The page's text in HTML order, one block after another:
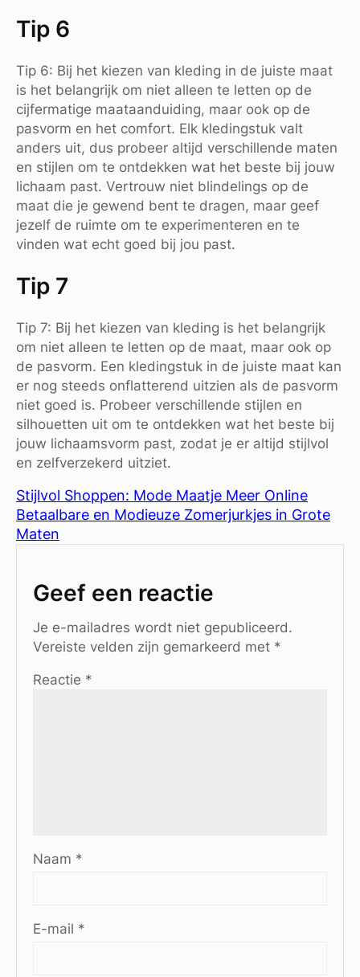
Tip 6
Tip 6: Bij het kiezen van kleding in de juiste maat
is het belangrijk om niet alleen te letten op de
cijfermatige maataanduiding, maar ook op de
pasvorm en het comfort. Elk kledingstuk valt
anders uit, dus probeer altijd verschillende maten
en stijlen om te ontdekken wat het beste bij jouw
lichaam past. Vertrouw niet blindelings op de
maat die je gewend bent te dragen, maar geef
jezelf de ruimte om te experimenteren en te
vinden wat echt goed bij jou past.
Tip 7
Tip 7: Bij het kiezen van kleding is het belangrijk
om niet alleen te letten op de maat, maar ook op
de pasvorm. Een kledingstuk in de juiste maat kan
er nog steeds onflatterend uitzien als de pasvorm
niet goed is. Probeer verschillende stijlen en
silhouetten uit om te ontdekken wat het beste bij
jouw lichaamsvorm past, zodat je er altijd stijlvol
en zelfverzekerd uitziet.
Stijlvol Shoppen: Mode Maatje Meer Online
Betaalbare en Modieuze Zomerjurkjes in Grote
Maten
Geef een reactie
Je e-mailadres wordt niet gepubliceerd.
Vereiste velden zijn gemarkeerd met *
Reactie *
Naam *
E-mail *